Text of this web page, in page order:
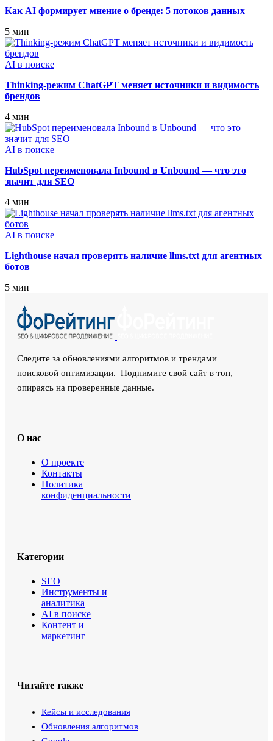
Как AI формирует мнение о бренде: 5 потоков данных
5 мин
AI в поиске
Thinking‑режим ChatGPT меняет источники и видимость
брендов
4 мин
AI в поиске
HubSpot переименовала Inbound в Unbound — что это
значит для SEO
4 мин
AI в поиске
Lighthouse начал проверять наличие llms.txt для агентных
ботов
5 мин
Следите за обновлениями алгоритмов и трендами
поисковой оптимизации. Поднимите свой сайт в топ,
опираясь на проверенные данные.
О нас
О проекте
Контакты
Политика
конфиденциальности
Категории
SEO
Инструменты и
аналитика
AI в поиске
Контент и
маркетинг
Читайте также
Кейсы и исследования
Обновления алгоритмов